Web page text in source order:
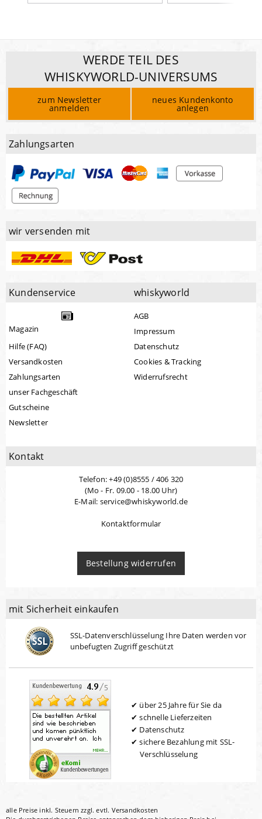
WERDE TEIL DES
WHISKYWORLD-UNIVERSUMS
zum Newsletter
anmelden
neues Kundenkonto
anlegen
Zahlungsarten
wir versenden mit
Kundenservice
Magazin
Hilfe (FAQ)
Versandkosten
Zahlungsarten
unser Fachgeschäft
Gutscheine
Newsletter
whiskyworld
AGB
Impressum
Datenschutz
Cookies & Tracking
Widerrufsrecht
Kontakt
Telefon: +49 (0)8555 / 406 320
(Mo - Fr. 09.00 - 18.00 Uhr)
E-Mail: service@whiskyworld.de
Kontaktformular
Bestellung widerrufen
mit Sicherheit einkaufen
SSL-Datenverschlüsselung Ihre Daten werden vor
unbefugten Zugriff geschützt
über 25 Jahre für Sie da
schnelle Lieferzeiten
Datenschutz
sichere Bezahlung mit SSL-
Verschlüsselung
alle Preise inkl. Steuern zzgl. evtl. Versandkosten